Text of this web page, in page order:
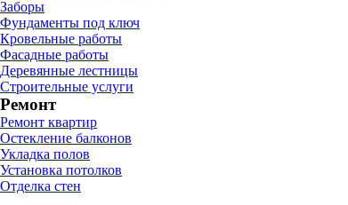
Заборы
Фундаменты под ключ
Кровельные работы
Фасадные работы
Деревянные лестницы
Строительные услуги
Ремонт
Ремонт квартир
Остекление балконов
Укладка полов
Установка потолков
Отделка стен